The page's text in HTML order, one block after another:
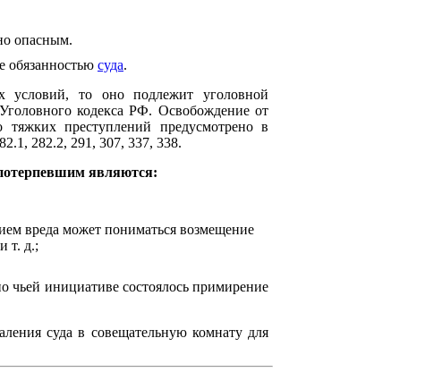
опасным.
обязанностью суда.
условий, то оно подлежит уголовной
кодекса РФ. Освобождение от
преступлений предусмотрено в
282.2, 291, 307, 337, 338.
являются:
вреда может пониматься возмещение
т. д.;
чьей инициативе состоялось примирение
суда в совещательную комнату для